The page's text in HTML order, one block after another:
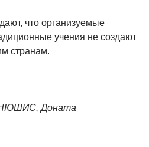
что организуемые
учения не создают
странам.
Доната